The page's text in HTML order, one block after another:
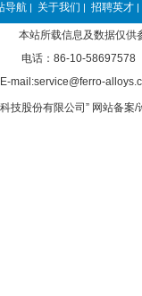
导航 | 关于我们 | 招聘英才 |
本站所载信息及数据仅
电话：86-10-
E-mail:service@ferro-
技股份有限公司” 网站备案/